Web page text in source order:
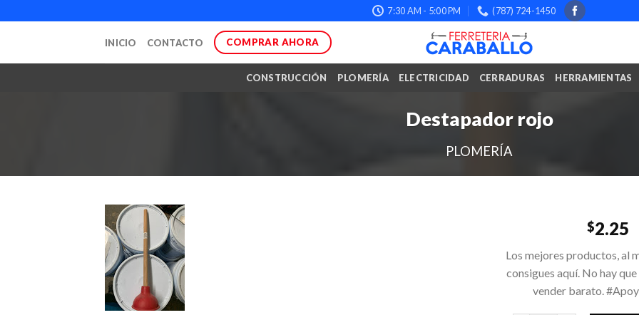
to
7:30 AM - 5:00 PM (787) 724-1450
INICIO CONTACTO COMPRAR AHORA
CONSTRUCCIÓN PLOMERÍA ELECTRICIDAD CERRADURAS HERRAMIENTAS
Destapador rojo
PLOMERÍA
$2.25
Los mejores productos, al
consigues aquí. No hay
vender barato.